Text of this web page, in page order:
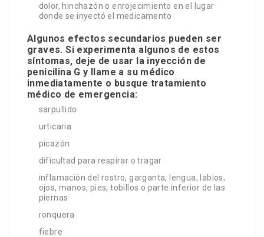
dolor, hinchazón o enrojecimiento en el lugar
donde se inyectó el medicamento
Algunos efectos secundarios pueden ser
graves. Si experimenta algunos de estos
síntomas, deje de usar la inyección de
penicilina G y llame a su médico
inmediatamente o busque tratamiento
médico de emergencia:
sarpullido
urticaria
picazón
dificultad para respirar o tragar
inflamación del rostro, garganta, lengua, labios,
ojos, manos, pies, tobillos o parte inferior de las
piernas
ronquera
fiebre